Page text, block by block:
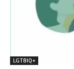
LGTBIQ+